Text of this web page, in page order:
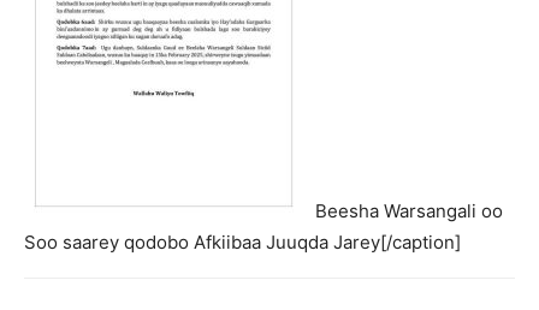
Beesha Warsangali oo
Soo saarey qodobo Afkiibaa Juuqda Jarey[/caption]